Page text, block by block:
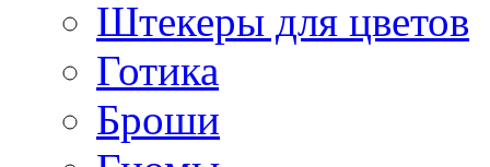
Штекеры для цветов
Готика
Броши